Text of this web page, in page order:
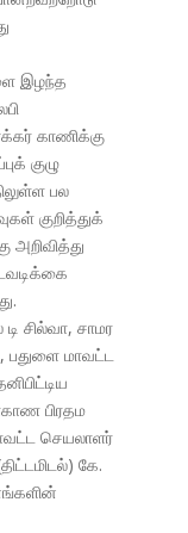
இழந்த
காணிக்கு
குழு
பல
குறித்துக்
அறிவித்து
சில்வா, சாமர
பதுளை மாவட்ட
பிரதம
செயலாளர்
கே.